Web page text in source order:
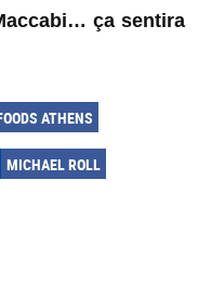
ça sentira
ATHENS
MICHAEL ROLL